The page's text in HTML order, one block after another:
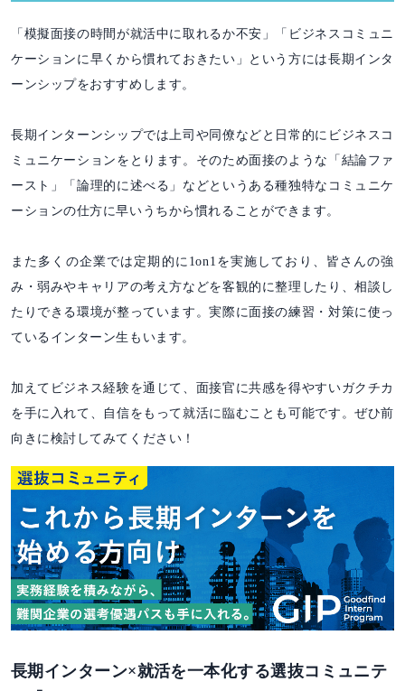
「模擬面接の時間が就活中に取れるか不安」「ビジネスコミュニ
ケーションに早くから慣れておきたい」という方には長期インタ
ーンシップをおすすめします。
長期インターンシップでは上司や同僚などと日常的にビジネスコ
ミュニケーションをとります。そのため面接のような「結論ファ
ースト」「論理的に述べる」などというある種独特なコミュニケ
ーションの仕方に早いうちから慣れることができます。
また多くの企業では定期的に1on1を実施しており、皆さんの強
み・弱みやキャリアの考え方などを客観的に整理したり、相談し
たりできる環境が整っています。実際に面接の練習・対策に使っ
ているインターン生もいます。
加えてビジネス経験を通じて、面接官に共感を得やすいガクチカ
を手に入れて、自信をもって就活に臨むことも可能です。ぜひ前
向きに検討してみてください！
長期インターン×就活を一本化する選抜コミュニテ